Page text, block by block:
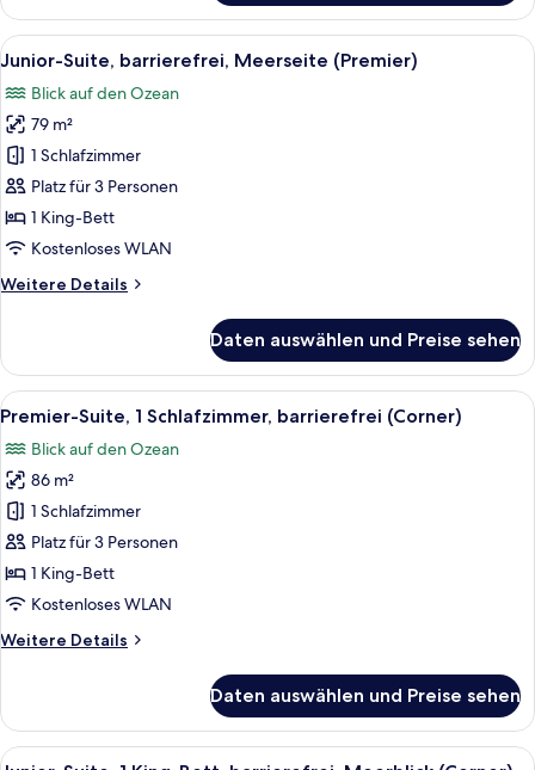
Suite,
1 King-
Bett,
(Premier)
Alle
Fotos
für
Junior-
Suite,
barrierefrei,
Meerseite
(Premier)
Ein Hotelzimmer mit einem roten
2
Junior-Suite, barrierefrei, Meerseite (Premier)
Blick auf den Ozean
79 m²
1 Schlafzimmer
Platz für 3 Personen
1 King-Bett
Kostenloses WLAN
Weitere Details
Weitere
Suite,
barrierefrei,
Meerseite
Daten auswählen und Preise sehen
Alle
Fotos
für
Premier-
Suite,
1
Schlafzimmer,
barrierefrei
anzeigen
Ein Hotelzimmer mit einem großen
5
Premier-Suite, 1 Schlafzimmer, barrierefrei (Corner)
Blick auf den Ozean
86 m²
1 Schlafzimmer
Platz für 3 Personen
1 King-Bett
Kostenloses WLAN
Weitere Details
Weitere
Suite,
Daten auswählen und Preise sehen
Alle Hochwertige Bettwaren, Minibar,